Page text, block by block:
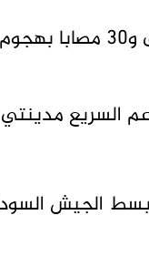
متابعات تاق برس-
مدينتي
بسط الجيش